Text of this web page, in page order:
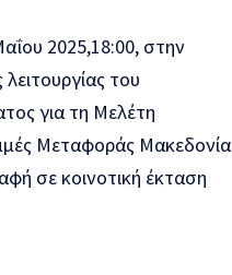
2025,18:00, στην
του
για τη Μελέτη
Μεταφοράς Μακεδονία
σε κοινοτική έκταση